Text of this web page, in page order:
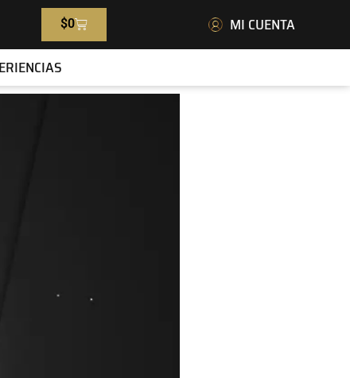
$0
MI CUENTA